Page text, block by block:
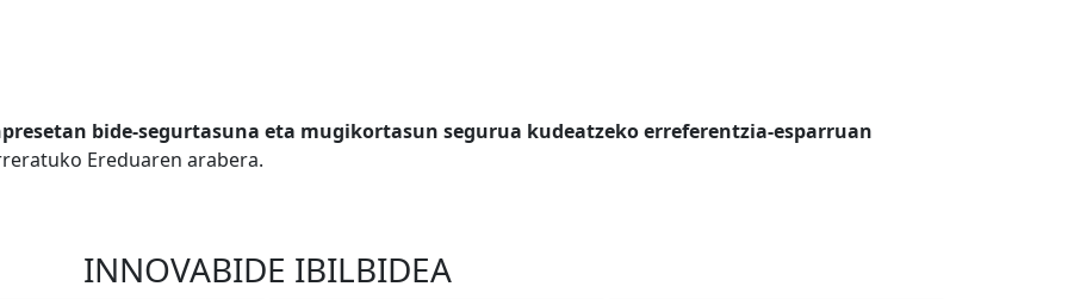
bide-segurtasuna eta mugikortasun segurua kudeatzeko erreferentzia-esparruan
Ereduaren arabera.
INNOVABIDE IBILBIDEA